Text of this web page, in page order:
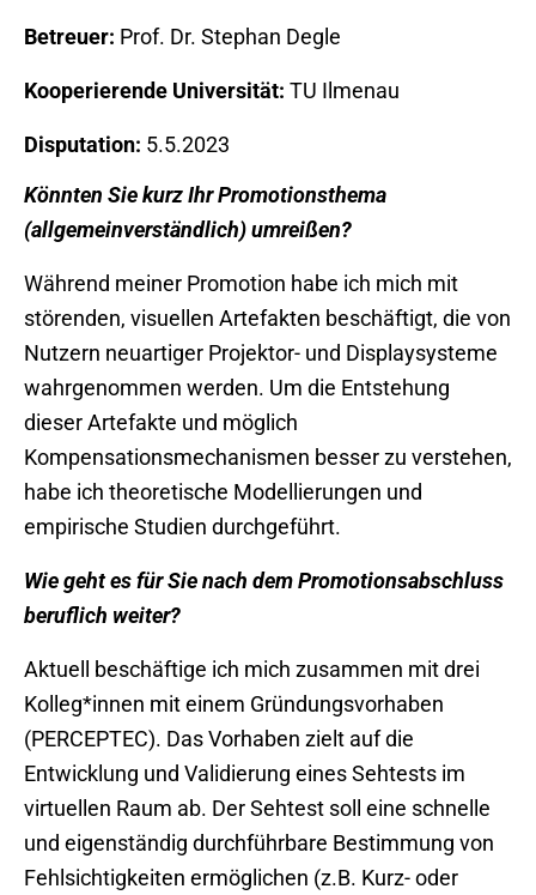
Betreuer: Prof. Dr. Stephan Degle
Kooperierende Universität: TU Ilmenau
Disputation: 5.5.2023
Könnten Sie kurz Ihr Promotionsthema
(allgemeinverständlich) umreißen?
Während meiner Promotion habe ich mich mit
störenden, visuellen Artefakten beschäftigt, die von
Nutzern neuartiger Projektor- und Displaysysteme
wahrgenommen werden. Um die Entstehung
dieser Artefakte und möglich
Kompensationsmechanismen besser zu verstehen,
habe ich theoretische Modellierungen und
empirische Studien durchgeführt.
Wie geht es für Sie nach dem Promotionsabschluss
beruflich weiter?
Aktuell beschäftige ich mich zusammen mit drei
Kolleg*innen mit einem Gründungsvorhaben
(PERCEPTEC). Das Vorhaben zielt auf die
Entwicklung und Validierung eines Sehtests im
virtuellen Raum ab. Der Sehtest soll eine schnelle
und eigenständig durchführbare Bestimmung von
Fehlsichtigkeiten ermöglichen (z.B. Kurz- oder